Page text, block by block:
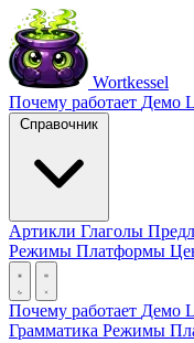
Wortkessel
Почему работает Демо
Справочник
Артикли Глаголы
Режимы Платформы
Почему работает Демо
Грамматика Режимы